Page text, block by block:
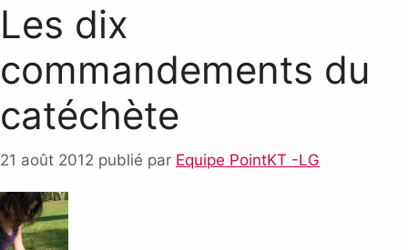
Les dix
commandements du
catéchète
21 août 2012 publié par Equipe PointKT -LG